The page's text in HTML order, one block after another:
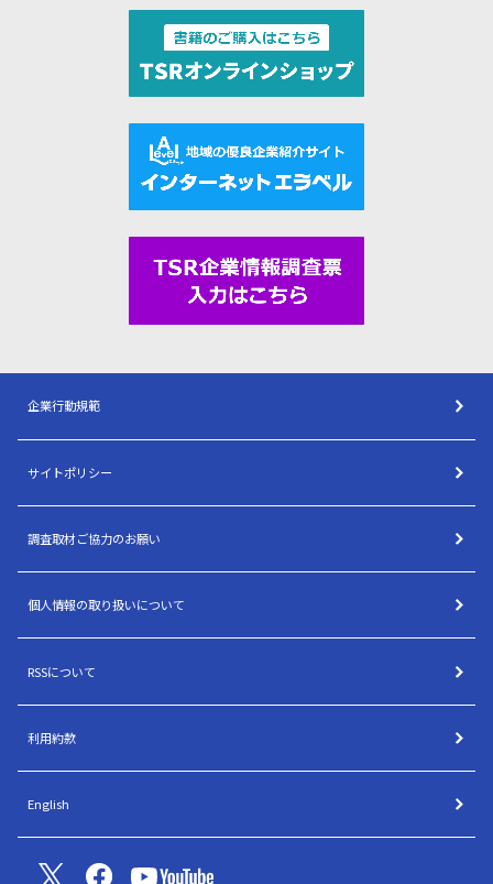
企業行動規範
サイトポリシー
調査取材ご協力のお願い
個人情報の取り扱いについて
RSSについて
利用約款
English